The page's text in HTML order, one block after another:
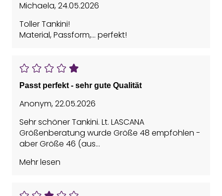
Michaela,24.05.2026
Toller Tankini!
Material, Passform,… perfekt!
Passt perfekt - sehr gute Qualität
Anonym,22.05.2026
Sehr schöner Tankini. Lt. LASCANA
Größenberatung wurde Größe 48 empfohlen -
aber Größe 46 (aus
Mehr lesen